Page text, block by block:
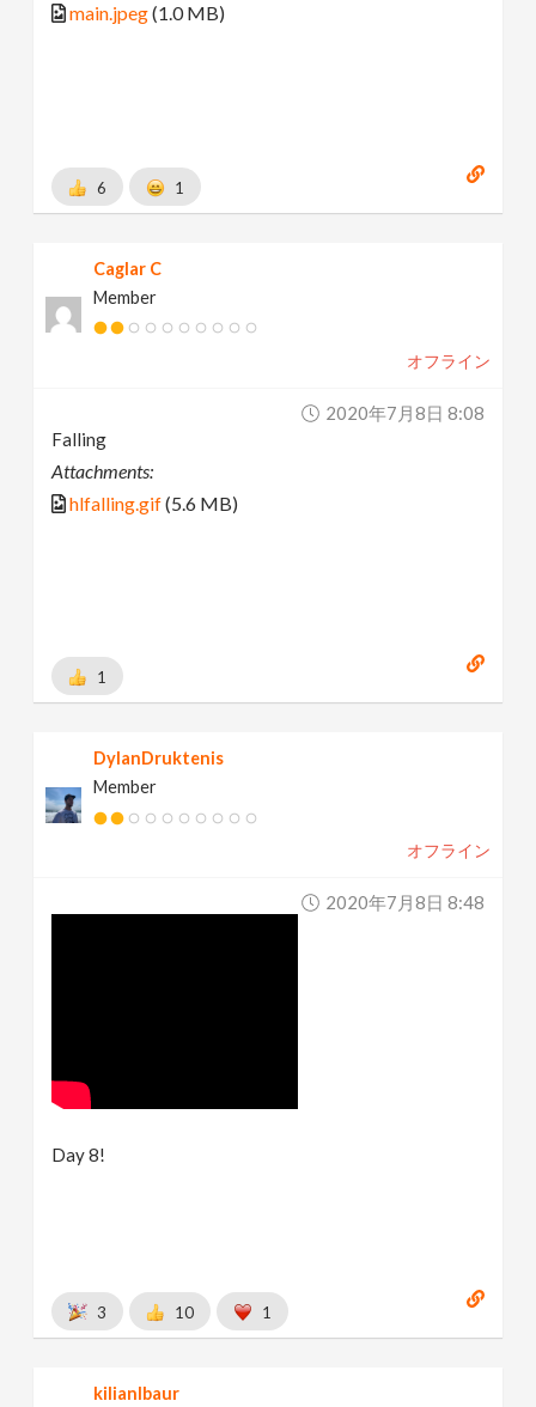
main.jpeg(1.0 MB)
6 1
Caglar C
Member
オフライン
2020年7月8日 8:08
Falling
Attachments:
hlfalling.gif(5.6 MB)
1
DylanDruktenis
Member
オフライン
2020年7月8日 8:48
Day 8!
3 10 1
kilianlbaur